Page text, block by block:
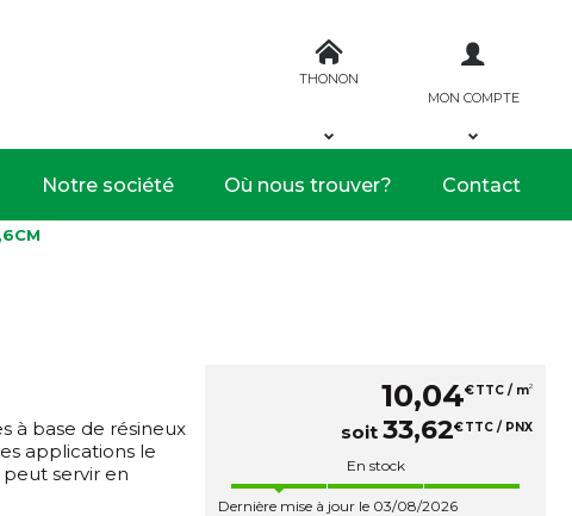
THONON
MON COMPTE
Notre société Où nous trouver? Contact
à base de résineux
applications le
servir en
10,04€TTC / m2
soit 33,62€TTC / PNX
En stock
Dernière mise à jour le 03/08/2026